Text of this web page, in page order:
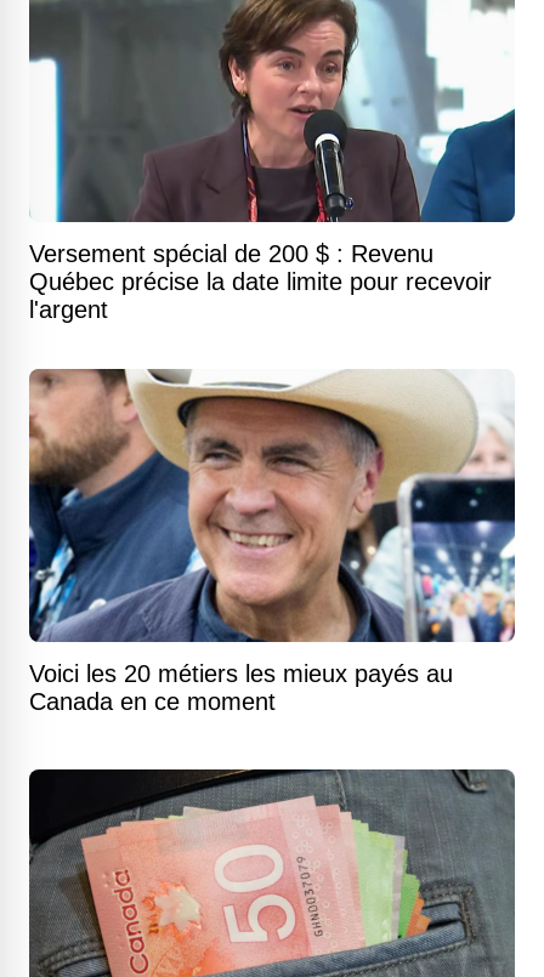
Versement spécial de 200 $ : Revenu
Québec précise la date limite pour recevoir
l'argent
Voici les 20 métiers les mieux payés au
Canada en ce moment